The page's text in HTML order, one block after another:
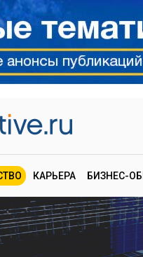
КАРЬЕРА БИЗНЕС-